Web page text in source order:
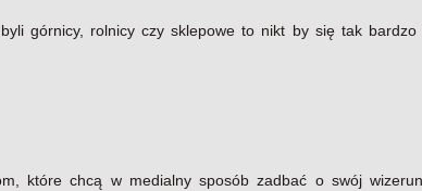
górnicy, rolnicy czy sklepowe to nikt by się tak bardzo
które chcą w medialny sposób zadbać o swój